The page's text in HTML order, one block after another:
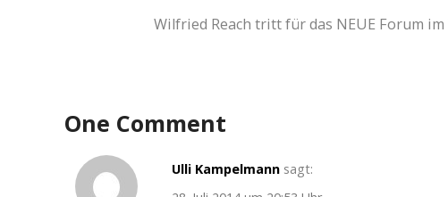
Wilfried Reach tritt für das NEUE Forum im
One Comment
Ulli Kampelmann sagt: